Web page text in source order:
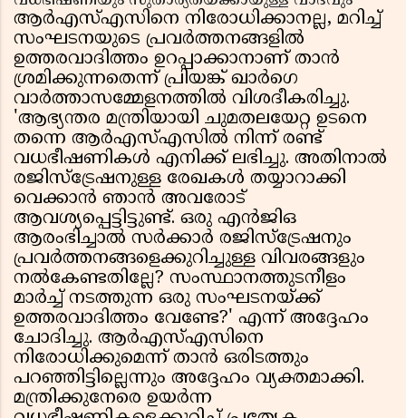
ആർഎസ്എസിനെ നിരോധിക്കാനല്ല, മറിച്ച്
സംഘടനയുടെ പ്രവർത്തനങ്ങളിൽ
ഉത്തരവാദിത്തം ഉറപ്പാക്കാനാണ് താൻ
ശ്രമിക്കുന്നതെന്ന് പ്രിയങ്ക് ഖാർഗെ
വാർത്താസമ്മേളനത്തിൽ വിശദീകരിച്ചു.
'ആഭ്യന്തര മന്ത്രിയായി ചുമതലയേറ്റ ഉടനെ
തന്നെ ആർഎസ്എസിൽ നിന്ന് രണ്ട്
വധഭീഷണികൾ എനിക്ക് ലഭിച്ചു. അതിനാൽ
രജിസ്ട്രേഷനുള്ള രേഖകൾ തയ്യാറാക്കി
വെക്കാൻ ഞാൻ അവരോട്
ആവശ്യപ്പെട്ടിട്ടുണ്ട്. ഒരു എൻജിഒ
ആരംഭിച്ചാൽ സർക്കാർ രജിസ്ട്രേഷനും
പ്രവർത്തനങ്ങളെക്കുറിച്ചുള്ള വിവരങ്ങളും
നൽകേണ്ടതില്ലേ? സംസ്ഥാനത്തുടനീളം
മാർച്ച് നടത്തുന്ന ഒരു സംഘടനയ്ക്ക്
ഉത്തരവാദിത്തം വേണ്ടേ?' എന്ന് അദ്ദേഹം
ചോദിച്ചു. ആർഎസ്എസിനെ
നിരോധിക്കുമെന്ന് താൻ ഒരിടത്തും
പറഞ്ഞിട്ടില്ലെന്നും അദ്ദേഹം വ്യക്തമാക്കി.
മന്ത്രിക്കുനേരെ ഉയർന്ന